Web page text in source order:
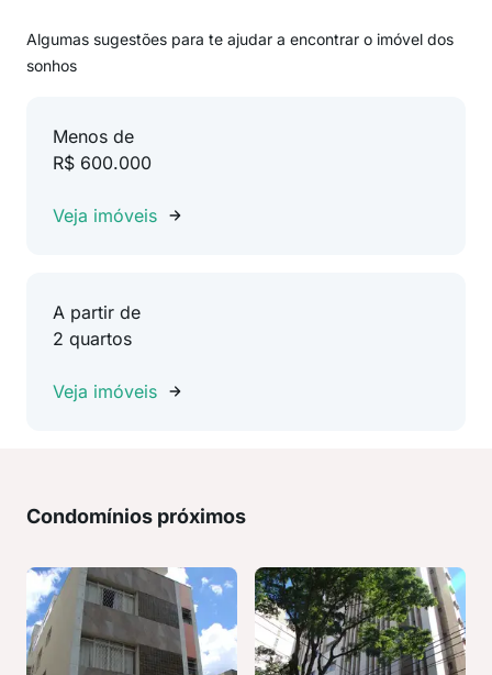
Algumas sugestões para te ajudar a encontrar o imóvel dos
sonhos
Menos de
R$ 600.000
Veja imóveis
A partir de
2 quartos
Veja imóveis
Condomínios próximos